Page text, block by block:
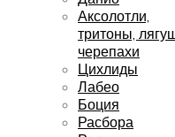
Аксолотли,
тритоны,
черепахи
Цихлиды
Лабео
Боция
Расбора